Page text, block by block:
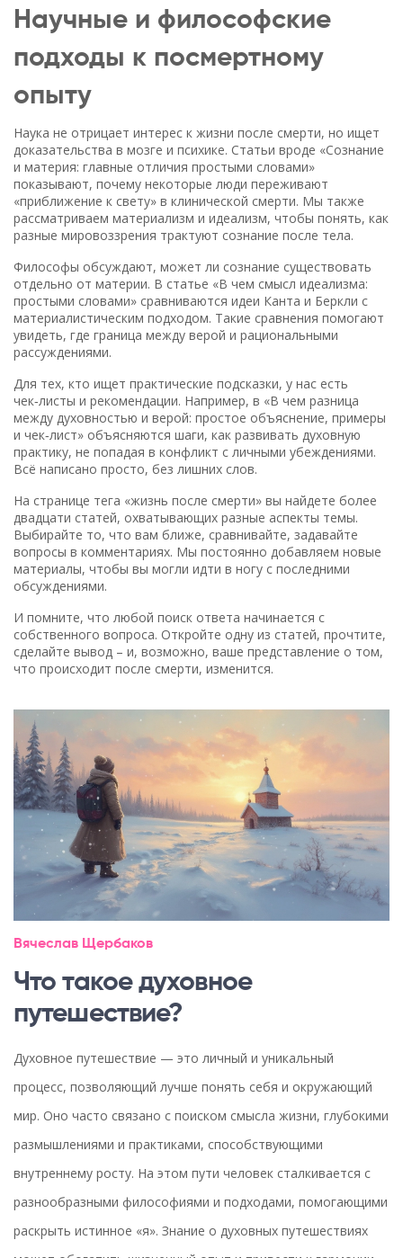
Научные и философские
подходы к посмертному
опыту
Наука не отрицает интерес к жизни после смерти, но ищет
доказательства в мозге и психике. Статьи вроде «Сознание
и материя: главные отличия простыми словами»
показывают, почему некоторые люди переживают
«приближение к свету» в клинической смерти. Мы также
рассматриваем материализм и идеализм, чтобы понять, как
разные мировоззрения трактуют сознание после тела.
Философы обсуждают, может ли сознание существовать
отдельно от материи. В статье «В чем смысл идеализма:
простыми словами» сравниваются идеи Канта и Беркли с
материалистическим подходом. Такие сравнения помогают
увидеть, где граница между верой и рациональными
рассуждениями.
Для тех, кто ищет практические подсказки, у нас есть
чек‑листы и рекомендации. Например, в «В чем разница
между духовностью и верой: простое объяснение, примеры
и чек‑лист» объясняются шаги, как развивать духовную
практику, не попадая в конфликт с личными убеждениями.
Всё написано просто, без лишних слов.
На странице тега «жизнь после смерти» вы найдете более
двадцати статей, охватывающих разные аспекты темы.
Выбирайте то, что вам ближе, сравнивайте, задавайте
вопросы в комментариях. Мы постоянно добавляем новые
материалы, чтобы вы могли идти в ногу с последними
обсуждениями.
И помните, что любой поиск ответа начинается с
собственного вопроса. Откройте одну из статей, прочтите,
сделайте вывод – и, возможно, ваше представление о том,
что происходит после смерти, изменится.
Вячеслав Щербаков
Что такое духовное
путешествие?
Духовное путешествие — это личный и уникальный
процесс, позволяющий лучше понять себя и окружающий
мир. Оно часто связано с поиском смысла жизни, глубокими
размышлениями и практиками, способствующими
внутреннему росту. На этом пути человек сталкивается с
разнообразными философиями и подходами, помогающими
раскрыть истинное «я». Знание о духовных путешествиях